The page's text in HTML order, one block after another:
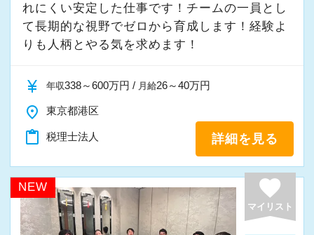
れにくい安定した仕事です！チームの一員とし
て⻑期的な視野でゼロから育成します！経験よ
りも人柄とやる気を求めます！
currency_yen 年収338～600万円 / 月給26～40万円
place 東京都港区
content_paste 税理士法人 詳細を見る
NEW favorite
マイリスト